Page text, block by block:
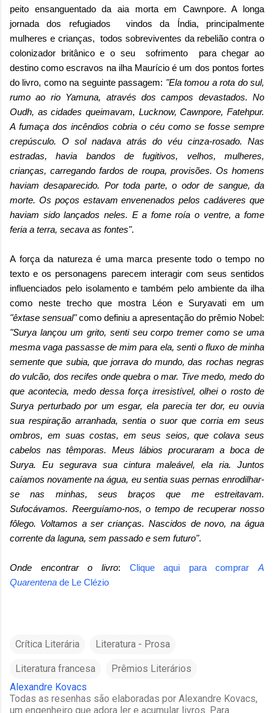
peito ensanguentado da aia morta em Cawnpore. A longa
jornada dos refugiados vindos da Índia, principalmente
mulheres e crianças, todos sobreviventes da rebelião contra o
colonizador britânico e o seu sofrimento para chegar ao
destino como escravos na ilha Maurício é um dos pontos fortes
do livro, como na seguinte passagem: "Ela tomou a rota do sul,
rumo ao rio Yamuna, através dos campos devastados. No
Oudh, as cidades queimavam, Lucknow, Cawnpore, Fatehpur.
A fumaça dos incêndios cobria o céu como se fosse sempre
crepúsculo. O sol nadava atrás do véu cinza-rosado. Nas
estradas, havia bandos de fugitivos, velhos, mulheres,
crianças, carregando fardos de roupa, provisões. Os homens
haviam desaparecido. Por toda parte, o odor de sangue, da
morte. Os poços estavam envenenados pelos cadáveres que
haviam sido lançados neles. E a fome roía o ventre, a fome
feria a terra, secava as fontes".
A força da natureza é uma marca presente todo o tempo no
texto e os personagens parecem interagir com seus sentidos
influenciados pelo isolamento e também pelo ambiente da ilha
como neste trecho que mostra Léon e Suryavati em um
"êxtase sensual"como definiu a apresentação do prêmio Nobel:
"Surya lançou um grito, senti seu corpo tremer como se uma
mesma vaga passasse de mim para ela, senti o fluxo de minha
semente que subia, que jorrava do mundo, das rochas negras
do vulcão, dos recifes onde quebra o mar. Tive medo, medo do
que acontecia, medo dessa força irresistível, olhei o rosto de
Surya perturbado por um esgar, ela parecia ter dor, eu ouvia
sua respiração arranhada, sentia o suor que corria em seus
ombros, em suas costas, em seus seios, que colava seus
cabelos nas têmporas. Meus lábios procuraram a boca de
Surya. Eu segurava sua cintura maleável, ela ria. Juntos
caíamos novamente na água, eu sentia suas pernas enrodilhar-
se nas minhas, seus braços que me estreitavam.
Sufocávamos. Reerguíamo-nos, o tempo de recuperar nosso
fôlego. Voltamos a ser crianças. Nascidos de novo, na água
corrente da laguna, sem passado e sem futuro".
Onde encontrar o livro: Clique aqui para comprar A
Quarentena de Le Clézio
Crítica Literária Literatura - Prosa
Literatura francesa
Prêmios Literários
Alexandre Kovacs
Todas as resenhas são elaboradas por Alexandre Kovacs,
um engenheiro que adora ler e acumular livros. Para